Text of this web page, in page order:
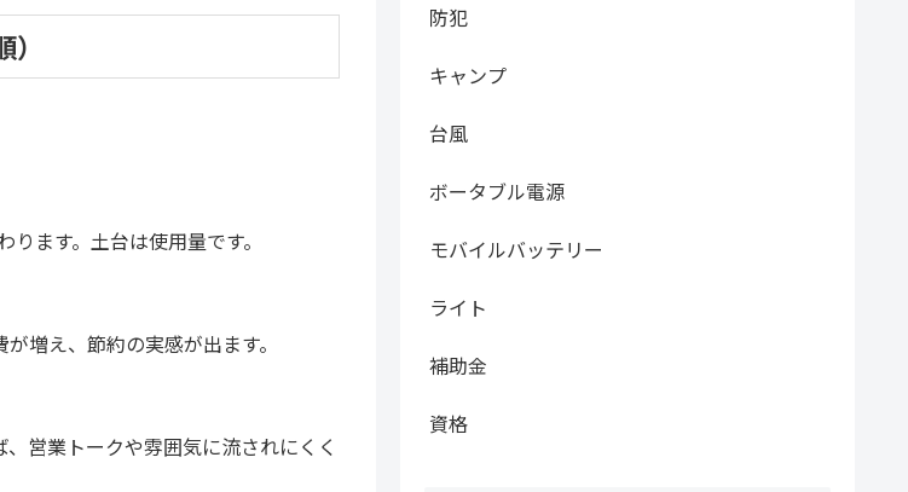
ます。土台は使用量です。
増え、節約の実感が出ます。
営業トークや雰囲気に流されにくく
防犯
キャンプ
台風
ボータブル電源
モバイルバッテリー
ライト
補助金
資格